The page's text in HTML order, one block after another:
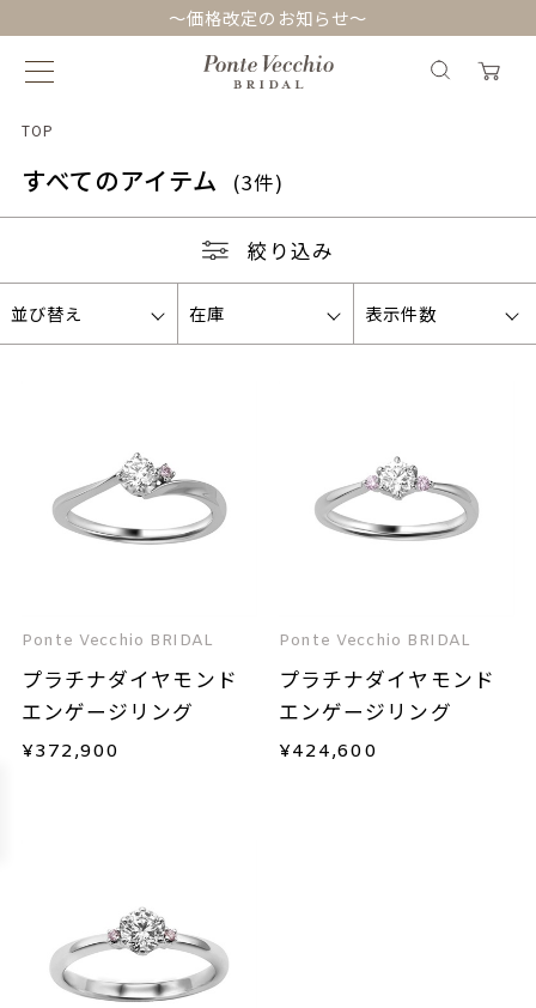
～価格改定のお知らせ～
TOP
すべてのアイテム (3件)
絞り込み
並び替え 在庫 表示件数
Ponte Vecchio BRIDAL
プラチナダイヤモンド
エンゲージリング
¥372,900
Ponte Vecchio BRIDAL
プラチナダイヤモンド
エンゲージリング
¥424,600